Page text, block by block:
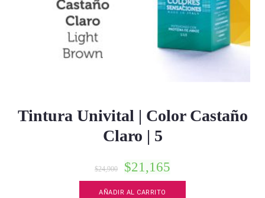
Tintura Univital | Color Castaño
Claro | 5
$24,900 $21,165
AÑADIR AL CARRITO